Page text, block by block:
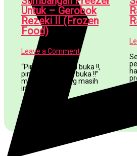
Untuk – Gerobok
Rezeki II (Frozen
Food)
Leave a Comment
“Pintu syorga dah buka !!,
pintu syorga dah buka !!”
mesti ramai yang masih
ingat…